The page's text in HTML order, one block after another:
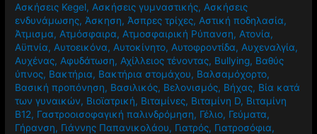
Ασκήσεις Kegel, Ασκήσεις γυμναστικής, Ασκήσεις
ενδυνάμωσης, Άσκηση, Άσπρες τρίχες, Αστική ποδηλασία,
Άτμισμα, Ατμόσφαιρα, Ατμοσφαιρική Ρύπανση, Ατονία,
Αϋπνία, Αυτοεικόνα, Αυτοκίνητο, Αυτοφροντίδα, Αυχεναλγία,
Αυχένας, Αφυδάτωση, Αχίλλειος τένοντας, Βullying, Βαθύς
ύπνος, Βακτήρια, Βακτήρια στομάχου, Βαλσαμόχορτο,
Βασική προπόνηση, Βασιλικός, Βελονισμός, Βήχας, Βία κατά
των γυναικών, Βιοϊατρική, Βιταμίνες, Βιταμίνη D, Βιταμίνη
Β12, Γαστροοισοφαγική παλινδρόμηση, Γέλιο, Γεύματα,
Γήρανση, Γιάννης Παπανικολάου, Γιατρός, Γιατροσόφια,